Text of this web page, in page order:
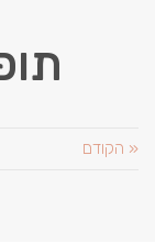
« הקודם